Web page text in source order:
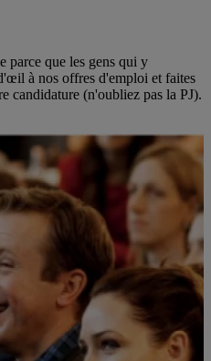
parce que les gens qui y
à nos offres d'emploi et faites
candidature (n'oubliez pas la PJ).